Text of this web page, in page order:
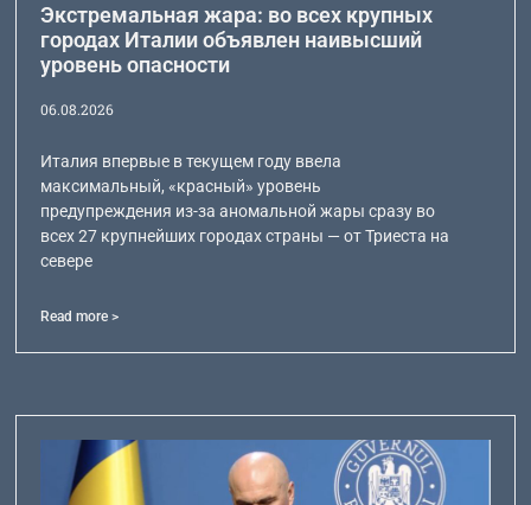
Экстремальная жара: во всех крупных
городах Италии объявлен наивысший
уровень опасности
06.08.2026
Италия впервые в текущем году ввела
максимальный, «красный» уровень
предупреждения из-за аномальной жары сразу во
всех 27 крупнейших городах страны — от Триеста на
севере
Read more >